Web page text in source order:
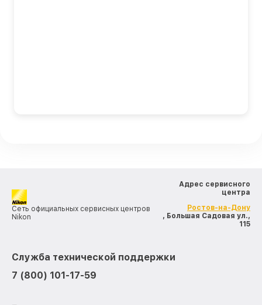
Сеть официальных сервисных центров
Nikon
Адрес сервисного
центра
Ростов-на-Дону
, Большая Садовая ул.,
115
Служба технической поддержки
7 (800) 101-17-59